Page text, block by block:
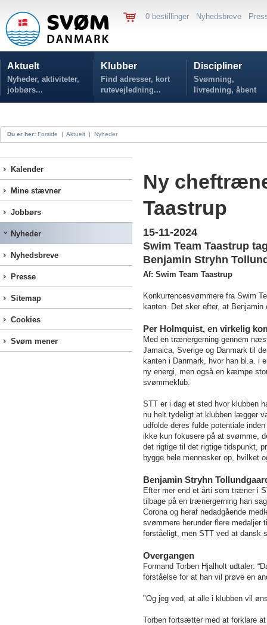
0 bestillinger Nyhedsbreve
Aktuelt
Nyheder, aktiviteter,
jobbørs...
Klubber
Find adresser, kort
rutevejledning...
Discipliner
Svømning,
livredning, åbent
vand...
Du er her: Forside | Aktuelt | Nyheder
Kalender
Mine stævner
Jobbørs
Nyheder
Nyhedsbreve
Presse
Sitemap
Cookies
Svøm mener
Ny
Taastrup
15-11-2024
Swim Team Taastrup
Benjamin Stryhn
Af: Swim Team Taastrup
Konkurrencesvømmere fra Swim
kanten. Det sker efter, at
Per Holmquist, en virkelig
Med en trænergerning gennem
Jamaica, Sverige og Danmark til
kanten i Danmark, hvor han bl.a. i
ny energi, men også en kæmpe
svømmeklub.
STT er i dag et sted hvor klubben
nu helt tydeligt at klubben lægger
udfolde deres fulde potentiale
ikke kun fokusere på at svømme,
det rigtige til det rigtige tidspunkt,
bygge hele mennesker op, hvilket
Benjamin Stryhn
Efter mer end et årti som træner i
tilbage på en trænergerning han
Corona og heraf nedadgående
svømmere herunder flere medaljer
forståeligt, men STT ved at dansk
Overgangen
Formand Torben Hjalholt udtaler:
forståelse for at han vil prøve en
"Og jeg ved, at alle i klubben vil
Torben fortsætter med at forklare